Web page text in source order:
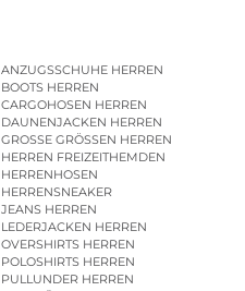
ANZUGSSCHUHE HERREN
BOOTS HERREN
CARGOHOSEN HERREN
DAUNENJACKEN HERREN
GROSSE GRÖSSEN HERREN
HERREN FREIZEITHEMDEN
HERRENHOSEN
HERRENSNEAKER
JEANS HERREN
LEDERJACKEN HERREN
OVERSHIRTS HERREN
POLOSHIRTS HERREN
PULLUNDER HERREN